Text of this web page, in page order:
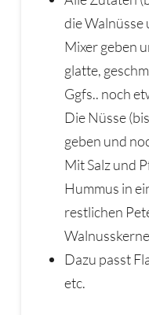
die Walnüsse
Mixer geben
glatte,
Ggfs.. noch
Die Nüsse
geben und
Mit Salz und
Hummus in
restlichen
Dazu passt
etc.